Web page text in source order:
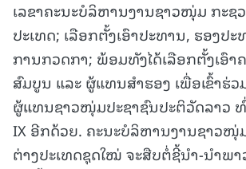
ເລຂາຄະນະບໍລິຫານງານຊາວໜຸ່ມ ກະຊ
ປະເທດ; ເລືອກຕັ້ງເອົາປະທານ, ຮອງປ
ການກວດກາ; ພ້ອມທັງໄດ້ເລືອກຕັ້ງເອົາ
ສົມບູນ ແລະ ຜູ້ແທນສໍາຮອງ ເພື່ອເຂົ້າຮ່
ຜູ້ແທນຊາວໜຸ່ມປະຊາຊົນປະຕິວັດລາວ
IX ອີກດ້ວຍ. ຄະນະບໍລິຫານງານຊາວໜຸ່
ຕ່າງປະເທດຊຸດໃໝ່ ຈະສືບຕໍ່ຊີ້ນໍາ-ນໍາພ